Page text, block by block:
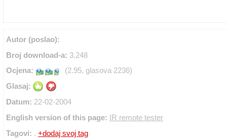
Autor (poslao):
Broj download-a: 3,248
Ocjena:
(2.95, glasova 2236)
Glasaj:
Datum: 22-02-2004
English version of this page: IR remote tester
Tagovi: . +dodaj svoj tag